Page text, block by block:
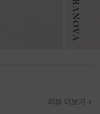
리뷰 더보기 >